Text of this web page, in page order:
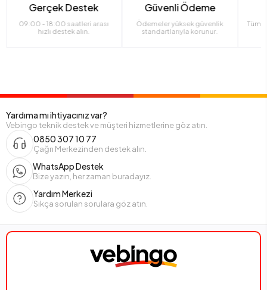
Gerçek Destek
09:00 - 18:00 saatleri arası
hızlı destek alın.
Güvenli Ödeme
Ödemeler yüksek güvenlik
standartlarıyla korunur.
Tüm
Yardıma mı ihtiyacınız var?
Vebingo teknik destek ve müşteri hizmetlerine göz atın.
0850 307 10 77
Çağrı Merkezinden destek alın.
WhatsApp Destek
Bize yazın, her zaman buradayız.
Yardım Merkezi
Sıkça sorulan sorulara göz atın.